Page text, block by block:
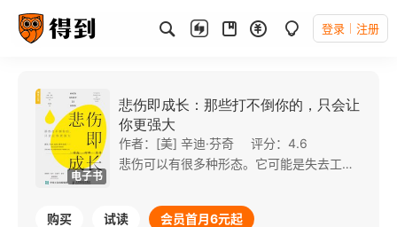
登录 注册
电子书
悲伤即成长：那些打不倒你的，只会让
你更强大
作者：[美] 辛迪·芬奇
评分：4.6
悲伤可以有很多种形态。它可能是失去工作或与伴侣离婚，可能是一种创伤或绝症，可能是亲人的死亡或威胁我们所爱生活的某种瘾症，也可能是取消的计划、错失的良机和永远改变的生活。 在所有形式中，悲伤是生活没有按计划进行时，我们所接收到的信号。但在失落的深处，希望会浮出水面。我们有机会在创伤后成长——如果我们选择抓住它，机会就在等着我们。 本书向读者展示了当生活轨迹被改变时，如何重新发现人生意义、目标与幸福。作者在忍受了自己难以想象的丧失过后，意识到自己永远也无法选择自己的生活环境，但也永远不想改变它们。她所历经的苦痛带来了成长、清晰的思考和方向。现在，她也希望帮助他人摆脱考验和磨难，并选择通过苦难获得成长。 本书充满了鼓舞人心的故事，为读者提供了一个新的视角来看待痛苦，并揭示了丧失的意义和悲伤的力量。
购买 试读 会员首月6元起